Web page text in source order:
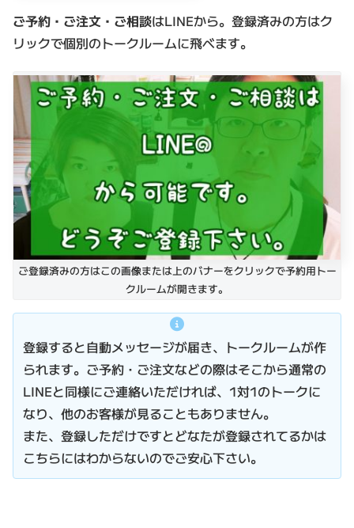
ご予約・ご注文・ご相談はLINEから。登録済みの方はク
リックで個別のトークルームに飛べます。
ご登録済みの方はこの画像または上のバナーをクリックで予約用トー
クルームが開きます。
登録すると自動メッセージが届き、トークルームが作
られます。ご予約・ご注文などの際はそこから通常の
LINEと同様にご連絡いただければ、1対1のトークに
なり、他のお客様が見ることもありません。
また、登録しただけですとどなたが登録されてるかは
こちらにはわからないのでご安心下さい。